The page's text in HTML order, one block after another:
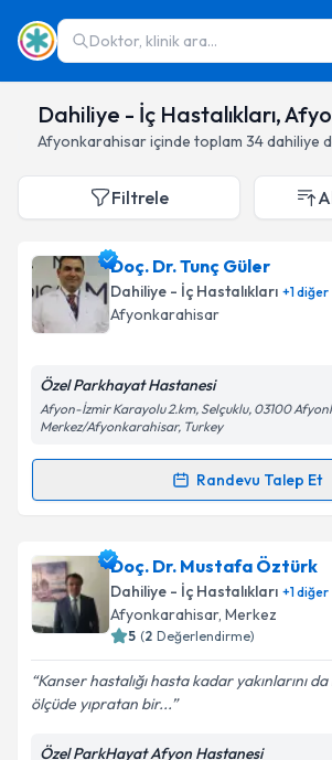
Doktor, klinik ara...
Dahiliye - İç Hastalıkları,
Afyonkarahisariçinde toplam 34dahiliye
Filtrele
Doç. Dr. Tunç Güler
Dahiliye - İç Hastalıkları +1diğer
Afyonkarahisar
Özel Parkhayat Hastanesi
Afyon-İzmir Karayolu 2.km, Selçuklu, 03100
Merkez/Afyonkarahisar, Turkey
Randevu Talep Et
Randevu Takvimi Talebi
Doç. Dr. Tunç Güleriçin randevu
oluşturun. Size bu uzmandan randevu
takvim hazırlandığında e-posta ile
Doç. Dr. Mustafa Öztürk
Dahiliye - İç Hastalıkları +1diğer
Afyonkarahisar, Merkez
5 (2 Değerlendirme)
Kanser hastalığı hasta kadar yakınlarını
ölçüde yıpratan bir...
Özel ParkHayat Afyon Hastanesi